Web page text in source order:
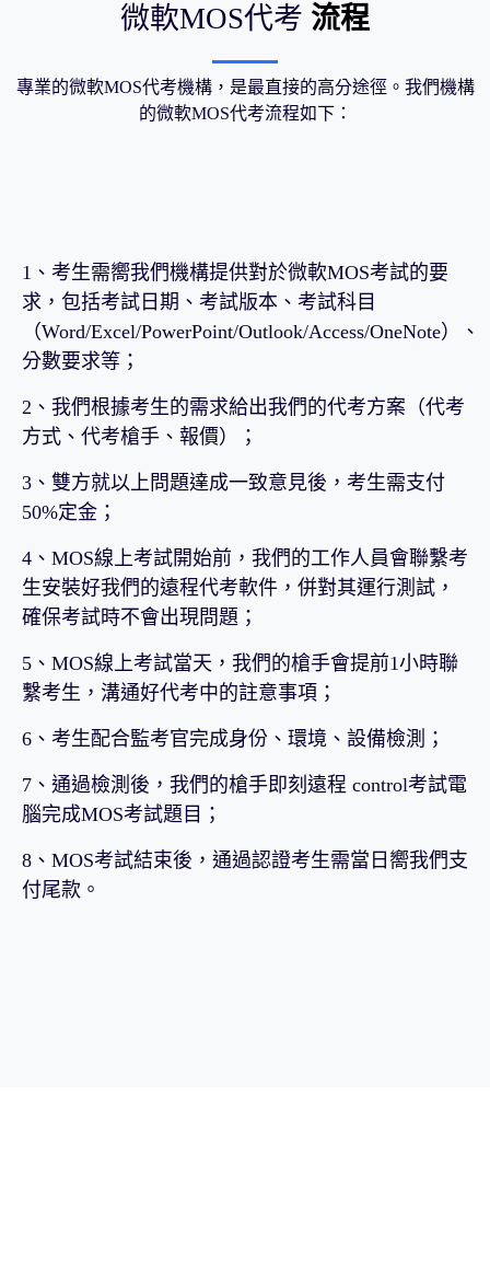
微軟MOS代考 流程
專業的微軟MOS代考機構，是最直接的高分途徑。我們機構
的微軟MOS代考流程如下：
1、考生需嚮我們機構提供對於微軟MOS考試的要
求，包括考試日期、考試版本、考試科目
（Word/Excel/PowerPoint/Outlook/Access/OneNote）、
分數要求等；
2、我們根據考生的需求給出我們的代考方案（代考
方式、代考槍手、報價）；
3、雙方就以上問題達成一致意見後，考生需支付
50%定金；
4、MOS線上考試開始前，我們的工作人員會聯繫考
生安裝好我們的遠程代考軟件，併對其運行測試，
確保考試時不會出現問題；
5、MOS線上考試當天，我們的槍手會提前1小時聯
繫考生，溝通好代考中的註意事項；
6、考生配合監考官完成身份、環境、設備檢測；
7、通過檢測後，我們的槍手即刻遠程 control考試電
腦完成MOS考試題目；
8、MOS考試結束後，通過認證考生需當日嚮我們支
付尾款。